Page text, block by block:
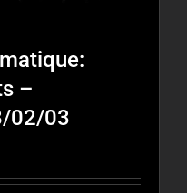
–
02/03